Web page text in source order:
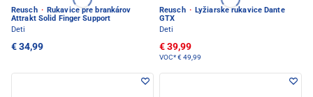
Reusch · Rukavice pre brankárov
Attrakt Solid Finger Support
Deti
€ 34,99
Reusch · Lyžiarske rukavice Dante
GTX
Deti
€ 39,99
VOC*€ 49,99